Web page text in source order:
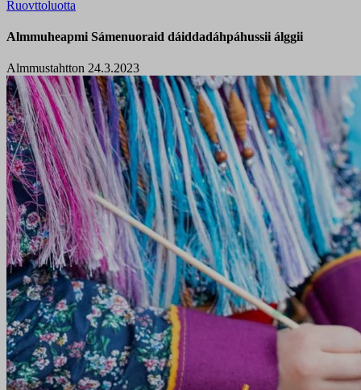
Ruovttoluotta
Almmuheapmi Sámenuoraid dáiddadáhpáhussii álggii
Almmustahtton 24.3.2023